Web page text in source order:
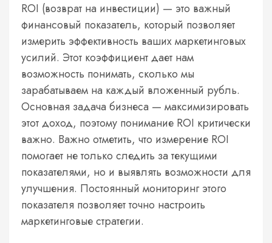
ROI (возврат на инвестиции) — это важный
финансовый показатель, который позволяет
измерить эффективность ваших маркетинговых
усилий. Этот коэффициент дает нам
возможность понимать, сколько мы
зарабатываем на каждый вложенный рубль.
Основная задача бизнеса — максимизировать
этот доход, поэтому понимание ROI критически
важно. Важно отметить, что измерение ROI
помогает не только следить за текущими
показателями, но и выявлять возможности для
улучшения. Постоянный мониторинг этого
показателя позволяет точно настроить
маркетинговые стратегии.